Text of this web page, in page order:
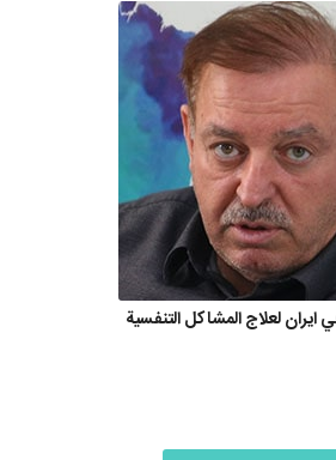
ايران لعلاج المشاكل التنفسية